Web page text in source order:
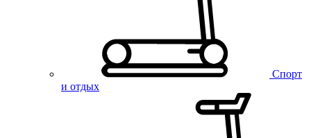
Спорт
и отдых